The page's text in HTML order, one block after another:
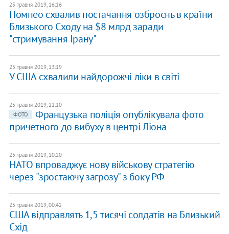
25 травня 2019, 16:16
Помпео схвалив постачання озброєнь в країни
Близького Сходу на $8 млрд заради
"стримування Ірану"
25 травня 2019, 13:19
У США схвалили найдорожчі ліки в світі
25 травня 2019, 11:10
ФОТО
Французька поліція опублікувала фото
причетного до вибуху в центрі Ліона
25 травня 2019, 10:20
НАТО впроваджує нову військову стратегію
через "зростаючу загрозу" з боку РФ
25 травня 2019, 00:42
США відправлять 1,5 тисячі солдатів на Близький
Схід